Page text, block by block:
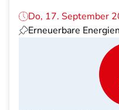
Do, 17. September
Erneuerbare Energien